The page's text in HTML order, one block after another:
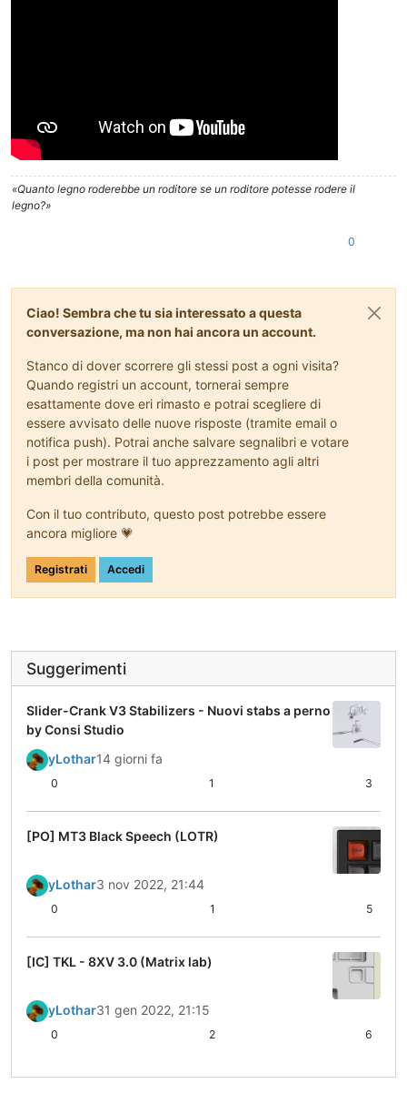
«Quanto legno roderebbe un roditore se un roditore potesse rodere il
legno?»
0
Ciao! Sembra che tu sia interessato a questa
conversazione, ma non hai ancora un account.
Stanco di dover scorrere gli stessi post a ogni visita?
Quando registri un account, tornerai sempre
esattamente dove eri rimasto e potrai scegliere di
essere avvisato delle nuove risposte (tramite email o
notifica push). Potrai anche salvare segnalibri e votare
i post per mostrare il tuo apprezzamento agli altri
membri della comunità.
Con il tuo contributo, questo post potrebbe essere
ancora migliore 💗
Registrati Accedi
Suggerimenti
Slider-Crank V3 Stabilizers - Nuovi stabs a perno
by Consi Studio
yLothar14 giorni fa
0 1 3
[PO] MT3 Black Speech (LOTR)
yLothar3 nov 2022, 21:44
0 1 5
[IC] TKL - 8XV 3.0 (Matrix lab)
yLothar31 gen 2022, 21:15
0 2 6